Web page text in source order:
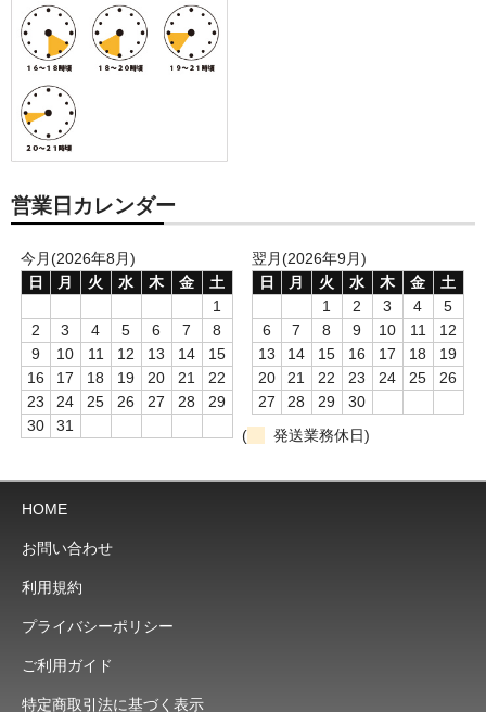
営業日カレンダー
今月(2026年8月)
日
月 火 水 木 金
土
1
2
3 4 5 6 7
8
9
10 11 12 13 14
15
16
17 18 19 20 21
22
23
24 25 26 27 28
29
30
31
翌月(2026年9月)
日
月 火 水 木 金
土
1
2 3 4
5
6
7 8 9 10 11
12
13
14 15 16 17 18
19
20
21 22 23 24 25
26
27
28 29
30
(
発送業務休日)
HOME
お問い合わせ
利用規約
プライバシーポリシー
ご利用ガイド
特定商取引法に基づく表示